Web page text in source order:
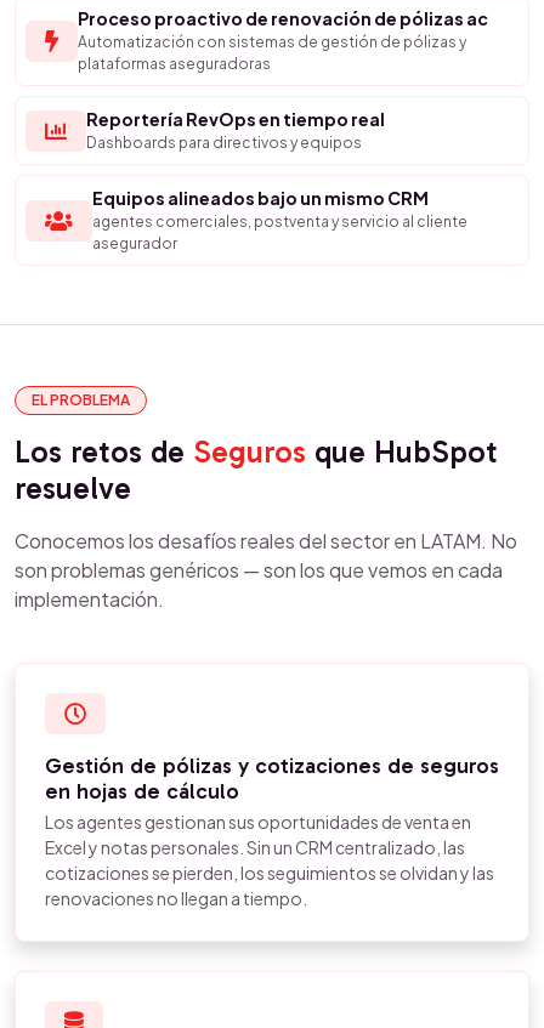
Proceso proactivo de renovación de pólizas ac
Automatización con sistemas de gestión de pólizas y
plataformas aseguradoras
Reportería RevOps en tiempo real
Dashboards para directivos y equipos
Equipos alineados bajo un mismo CRM
agentes comerciales, postventa y servicio al cliente
asegurador
EL PROBLEMA
Los retos de Seguros que HubSpot
resuelve
Conocemos los desafíos reales del sector en LATAM. No
son problemas genéricos — son los que vemos en cada
implementación.
Gestión de pólizas y cotizaciones de seguros
en hojas de cálculo
Los agentes gestionan sus oportunidades de venta en
Excel y notas personales. Sin un CRM centralizado, las
cotizaciones se pierden, los seguimientos se olvidan y las
renovaciones no llegan a tiempo.